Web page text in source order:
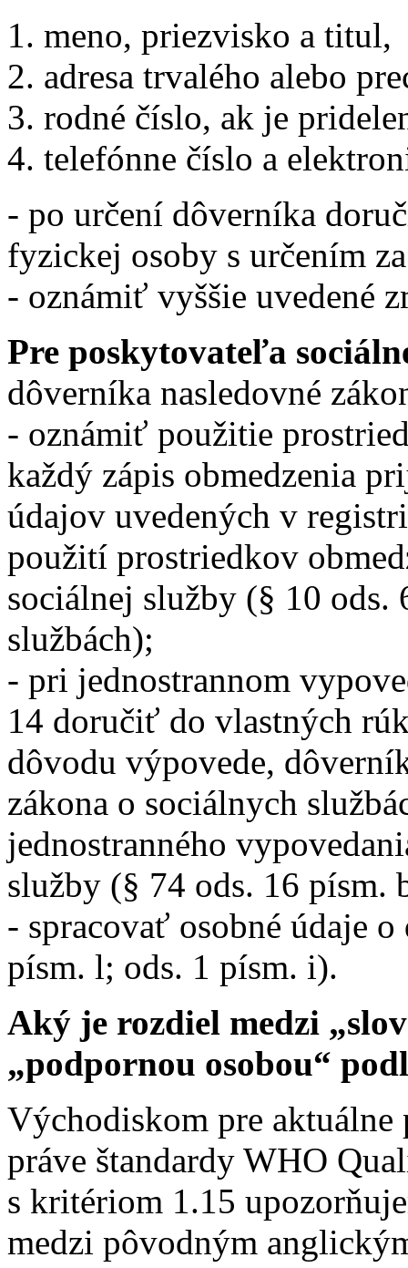
meno, priezvisko a titul,
adresa trvalého alebo
rodné číslo, ak je
telefónne číslo a
- po určení dôverníka
fyzickej osoby s určením
- oznámiť vyššie uvedené
Pre poskytovateľa
dôverníka nasledovné
- oznámiť použitie
každý zápis obmedzenia
údajov uvedených v
použití prostriedkov
sociálnej služby (§ 10 ods.
službách);
- pri jednostrannom
14 doručiť do vlastných
dôvodu výpovede,
zákona o sociálnych
jednostranného
služby (§ 74 ods. 16 písm.
- spracovať osobné údaje
písm. l; ods. 1 písm. i).
Aký je rozdiel medzi
„podpornou osobou“
Východiskom pre
práve štandardy WHO
s kritériom 1.15
medzi pôvodným